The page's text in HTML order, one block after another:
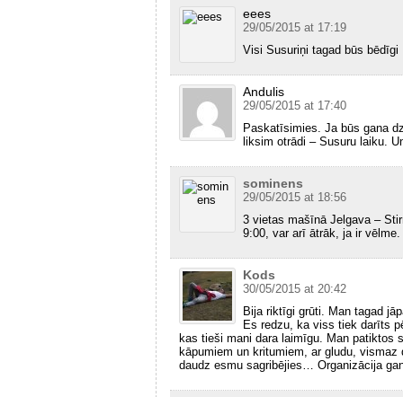
eees
29/05/2015 at 17:19
Visi Susuriņi tagad būs bēdīgi
Andulis
29/05/2015 at 17:40
Paskatīsimies. Ja būs gana
liksim otrādi – Susuru laiku.
sominens
29/05/2015 at 18:56
3 vietas mašīnā Jelgava –
9:00, var arī ātrāk, ja ir vēlme.
Kods
30/05/2015 at 20:42
Bija riktīgi grūti. Man tagad
Es redzu, ka viss tiek darīts
kas tieši mani dara laimīgu. Man patiktos
kāpumiem un kritumiem, ar gludu,
daudz esmu sagribējies… Organizācija